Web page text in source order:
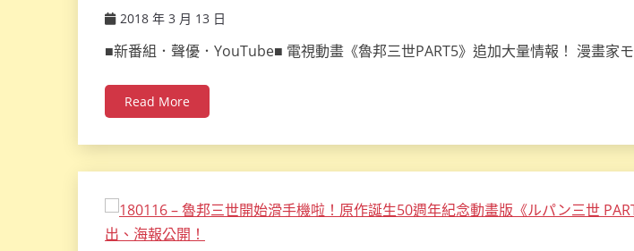
2018 年 3 月 13 日
■新番組．聲優．YouTube■ 電視動畫《魯邦三世PART5》追加大量情報！ 漫畫家モ
Read More